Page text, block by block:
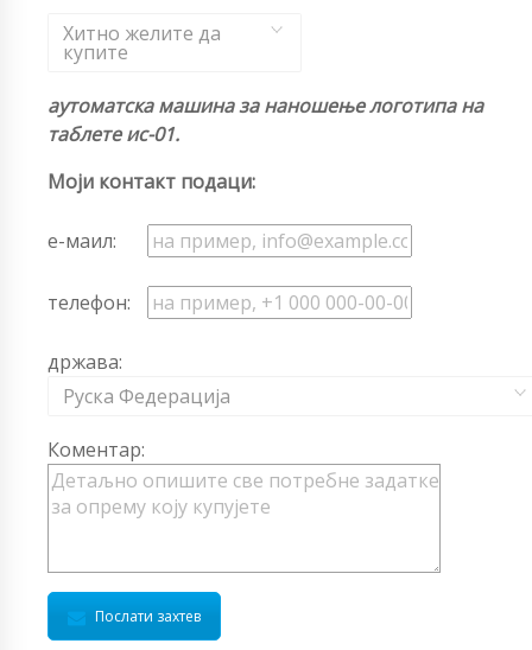
Хитно желите да
купите
аутоматска машина за наношење логотипа на
таблете ис-01.
Моји контакт подаци:
е-маил:
телефон:
држава:
Руска Федерација
Коментар:
Послати захтев